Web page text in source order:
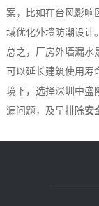
案，比如在台风影响
域优化外墙防潮设计。
总之，厂房外墙漏水
可以延长建筑使用寿
境下，选择深圳中盛
漏问题，及早排除安